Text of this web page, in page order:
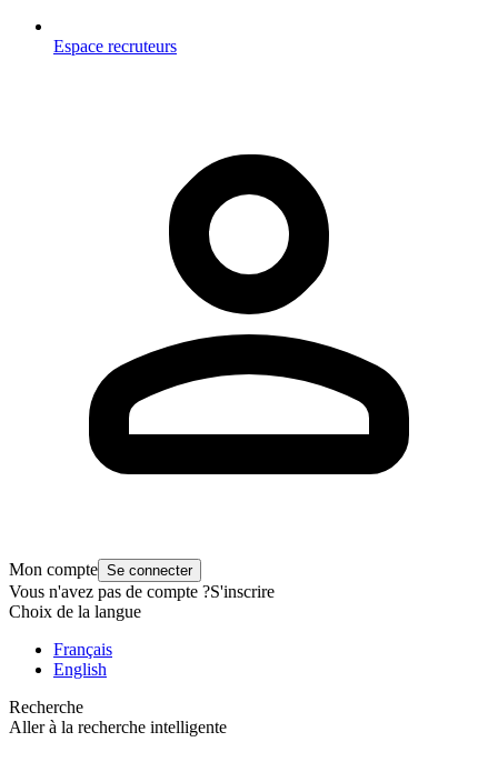
Espace recruteurs
Mon compte Se connecter
Vous n'avez pas de compte ?S'inscrire
Choix de la langue
Français
English
Recherche
Aller à la recherche intelligente